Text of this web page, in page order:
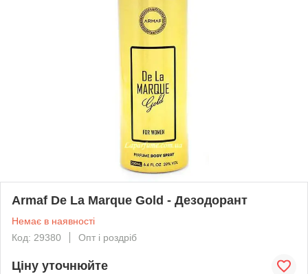
Armaf De La Marque Gold - Дезодорант
Немає в наявності
Код: 29380
Опт і роздріб
Ціну уточнюйте